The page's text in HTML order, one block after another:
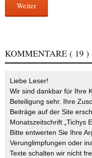
Weiter
KOMMENTARE ( 19 )
Liebe Leser!
Wir sind dankbar für Ihre
Beteiligung sehr. Ihre
Beiträge auf der Site
Monatszeitschrift „Tichys
Bitte entwerten Sie Ihre
Verunglimpfungen oder
Texte schalten wir nicht